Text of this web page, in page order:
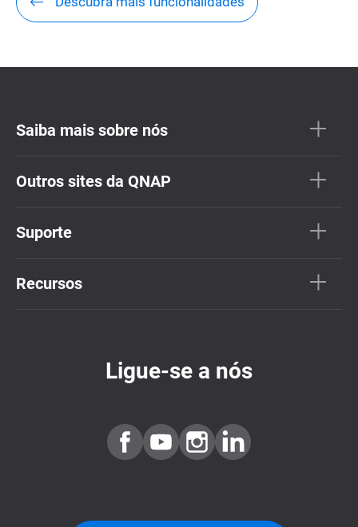
Saiba mais sobre nós
Outros sites da QNAP
Suporte
Recursos
Ligue-se a nós